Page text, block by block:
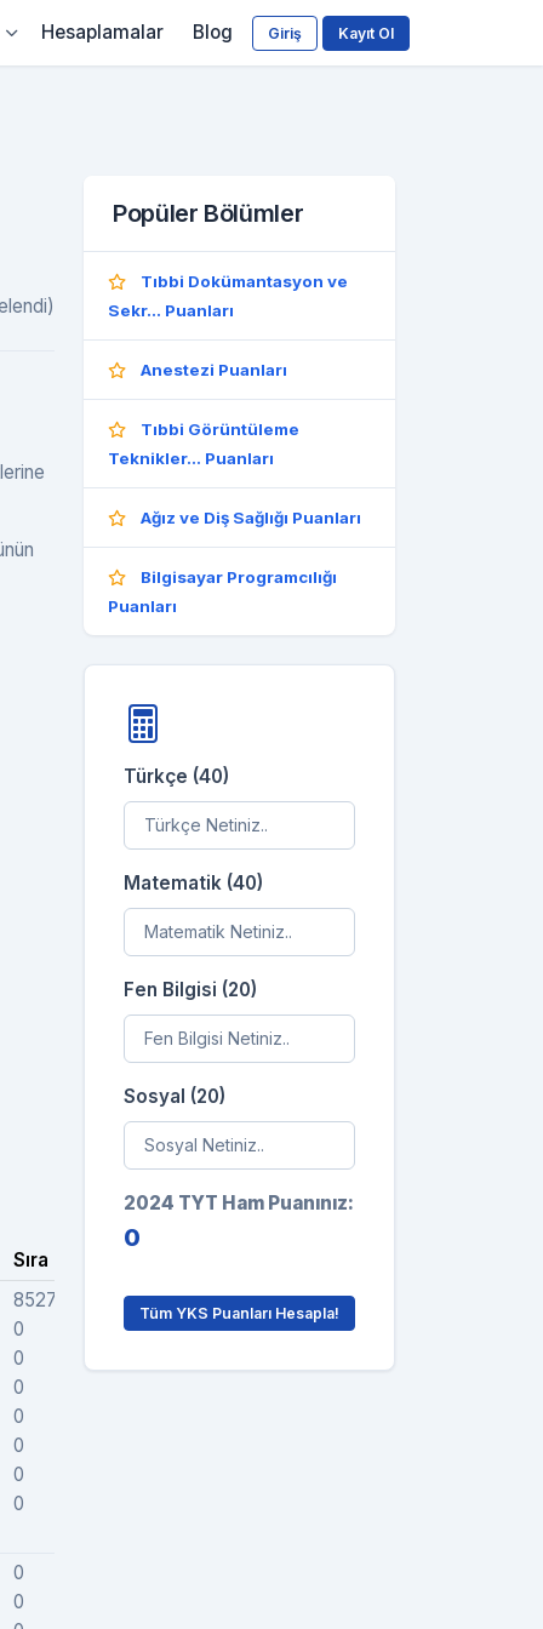
Giriş Kayıt Ol
Hesaplamalar Blog
Sıra
852725
0
0
0
0
0
0
0
0
0
Popüler Bölümler
Tıbbi Dokümantasyon ve
Sekr... Puanları
Anestezi Puanları
Tıbbi Görüntüleme
Teknikler... Puanları
Ağız ve Diş Sağlığı Puanları
Bilgisayar Programcılığı
Puanları
Türkçe (40)
Matematik (40)
Fen Bilgisi (20)
Sosyal (20)
2024 TYT Ham Puanınız:
0
Tüm YKS Puanları Hesapla!